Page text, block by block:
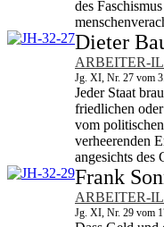
des
Dieter
ARBEITER-
Jg. XI, Nr. 27 vom
Jeder Staat
friedlichen
vom
verheerenden
angesichts des
Frank
ARBEITER-
Jg. XI, Nr. 29 vom